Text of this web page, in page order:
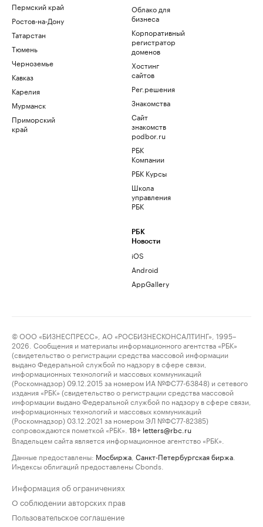
Пермский край
Ростов-на-Дону
Татарстан
Тюмень
Черноземье
Кавказ
Карелия
Мурманск
Приморский
край
Облако для
бизнеса
Корпоративный
регистратор
доменов
Хостинг
сайтов
Рег.решения
Знакомства
Сайт
знакомств
podbor.ru
РБК
Компании
РБК Курсы
Школа
управления
РБК
РБК
Новости
iOS
Android
AppGallery
© ООО «БИЗНЕСПРЕСС», АО «РОСБИЗНЕСКОНСАЛТИНГ», 1995–
2026. Сообщения и материалы информационного агентства «РБК»
(свидетельство о регистрации средства массовой информации
выдано Федеральной службой по надзору в сфере связи,
информационных технологий и массовых коммуникаций
(Роскомнадзор) 09.12.2015 за номером ИА №ФС77-63848) и сетевого
издания «РБК» (свидетельство о регистрации средства массовой
информации выдано Федеральной службой по надзору в сфере связи,
информационных технологий и массовых коммуникаций
(Роскомнадзор) 03.12.2021 за номером ЭЛ №ФС77-82385)
сопровождаются пометкой «РБК».
18+ letters@rbc.ru
Владельцем сайта является информационное агентство «РБК».
Данные предоставлены: Мосбиржа Санкт-Петербургская биржа
Индексы облигаций предоставлены Cbonds.
Информация об ограничениях
О соблюдении авторских прав
Пользовательское соглашение